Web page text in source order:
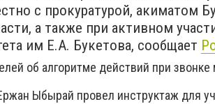
с прокуратурой, акиматом
а также при активном
им Е.А. Букетова, сообщает
об алгоритме действий при
Ыбырай провел инструктаж для